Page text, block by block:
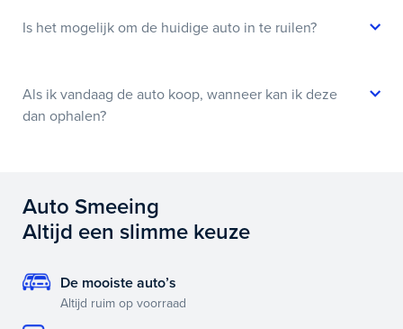
Is het mogelijk om de huidige auto in te ruilen?
Als ik vandaag de auto koop, wanneer kan ik deze
dan ophalen?
Auto Smeeing
Altijd een slimme keuze
De mooiste auto’s
Altijd ruim op voorraad